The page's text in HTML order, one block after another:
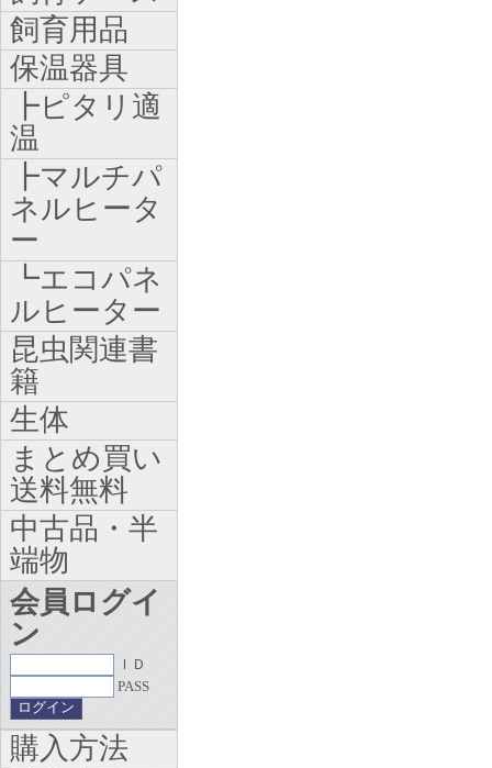
飼育用品
保温器具
┣ピタリ適
温
┣マルチパ
ネルヒータ
ー
┗エコパネ
ルヒーター
昆虫関連書
籍
生体
まとめ買い
送料無料
中古品・半
端物
会員ログイ
ン
ＩＤ
PASS
購入方法